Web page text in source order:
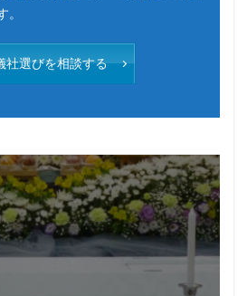
社選びを相談する